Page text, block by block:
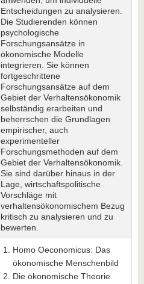
Entscheidungen zu analysieren.
Die Studierenden können
psychologische
Forschungsansätze in
ökonomische Modelle
integrieren. Sie können
fortgeschrittene
Forschungsansätze auf dem
Gebiet der Verhaltensökonomik
selbständig erarbeiten und
beherrschen die Grundlagen
empirischer, auch
experimenteller
Forschungsmethoden auf dem
Gebiet der Verhaltensökonomik.
Sie sind darüber hinaus in der
Lage, wirtschaftspolitische
Vorschläge mit
verhaltensökonomischem Bezug
kritisch zu analysieren und zu
bewerten.
Homo Oeconomicus: Das
ökonomische Menschenbild
Die ökonomische Theorie